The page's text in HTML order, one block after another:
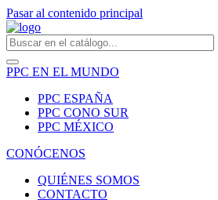
Pasar al contenido principal
PPC EN EL MUNDO
PPC ESPAÑA
PPC CONO SUR
PPC MÉXICO
CONÓCENOS
QUIÉNES SOMOS
CONTACTO